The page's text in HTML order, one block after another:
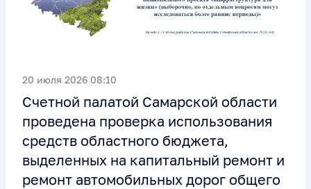
20 июля 2026 08:10
Счетной палатой Самарской области
проведена проверка использования
средств областного бюджета,
выделенных на капитальный ремонт и
ремонт автомобильных дорог общего